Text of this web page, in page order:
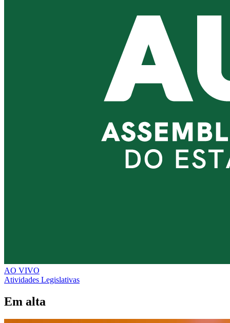
AO VIVO
Atividades Legislativas
Em alta